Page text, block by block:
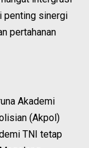
penting sinergi
pertahanan
Akademi
(Akpol)
TNI tetap